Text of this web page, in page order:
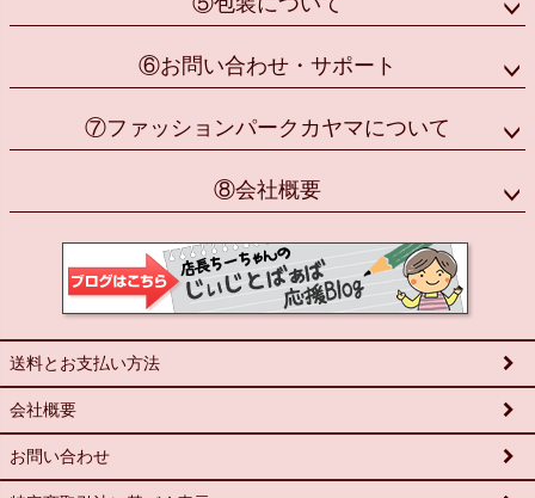
⑥お問い合わせ・サポート
⑦ファッションパークカヤマについて
⑧会社概要
送料とお支払い方法
会社概要
お問い合わせ